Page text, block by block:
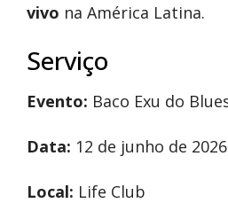
vivo na América Latina.
Serviço
Evento: Baco Exu do
Data: 12 de junho de 2026
Local: Life Club